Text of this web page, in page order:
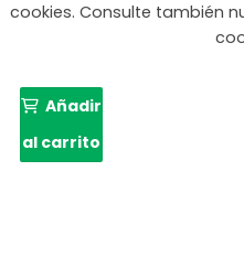
cookies. Consulte también
Añadir
al carrito